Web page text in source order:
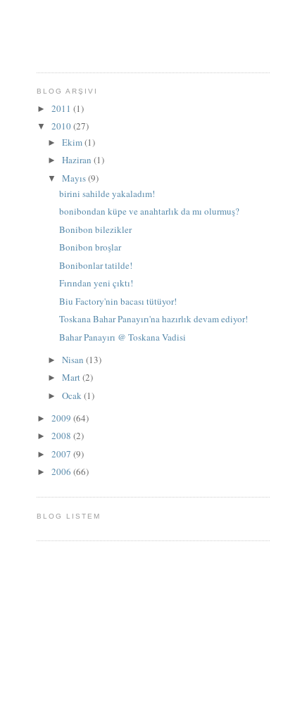
BLOG ARŞIVI
► 2011 (1)
▼ 2010(27)
►Ekim(1)
►Haziran(1)
▼Mayıs(9)
birini sahilde yakaladım!
bonibondan küpe ve anahtarlık da mı olurmuş?
Bonibon bilezikler
Bonibon broşlar
Bonibonlar tatilde!
Fırından yeni çıktı!
Biu Factory'nin bacası tütüyor!
Toskana Bahar Panayırı'na hazırlık devam ediyor!
Bahar Panayırı @ Toskana Vadisi
►Nisan(13)
►Mart(2)
►Ocak(1)
► 2009 (64)
► 2008 (2)
► 2007 (9)
► 2006 (66)
BLOG LISTEM